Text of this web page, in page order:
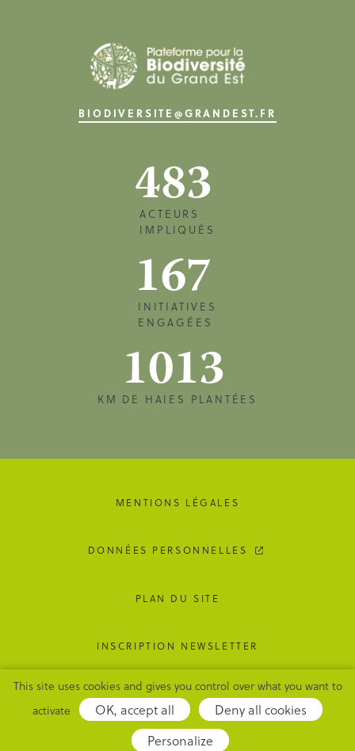
BIODIVERSITE@GRANDEST.FR
483
ACTEURS
IMPLIQUÉS
167
INITIATIVES
ENGAGÉES
1013
KM DE HAIES PLANTÉES
MENTIONS LÉGALES
DONNÉES PERSONNELLES
PLAN DU SITE
INSCRIPTION NEWSLETTER
GESTION DES COOKIES
Adipso,
agence
This site uses cookies and gives you control over what you want to
activate
OK, accept all
Deny all cookies
Personalize